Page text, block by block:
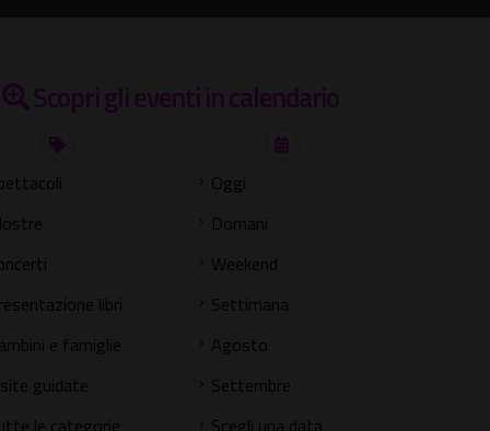
Scopri gli eventi in calendario
libri
e famiglie
guidate
le categorie
Oggi
Domani
Weekend
Settimana
Agosto
Settembre
Scegli una data